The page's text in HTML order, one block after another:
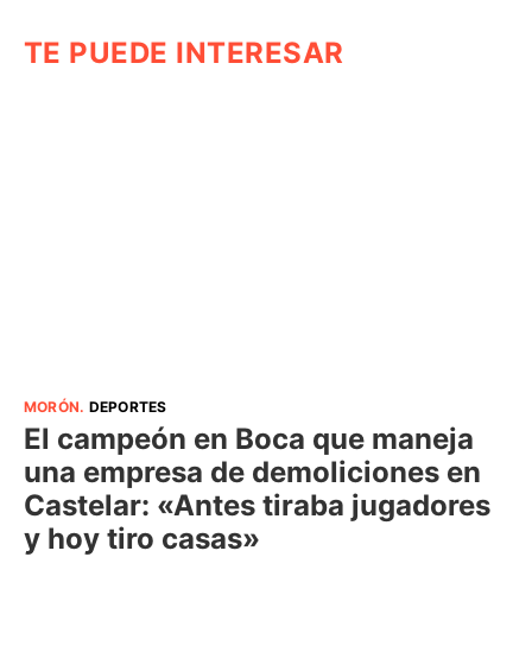
TE PUEDE INTERESAR
MORÓN. DEPORTES
El campeón en Boca que maneja
una empresa de demoliciones en
Castelar: «Antes tiraba jugadores
y hoy tiro casas»